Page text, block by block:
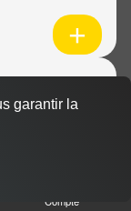
de
Compte
garantir la